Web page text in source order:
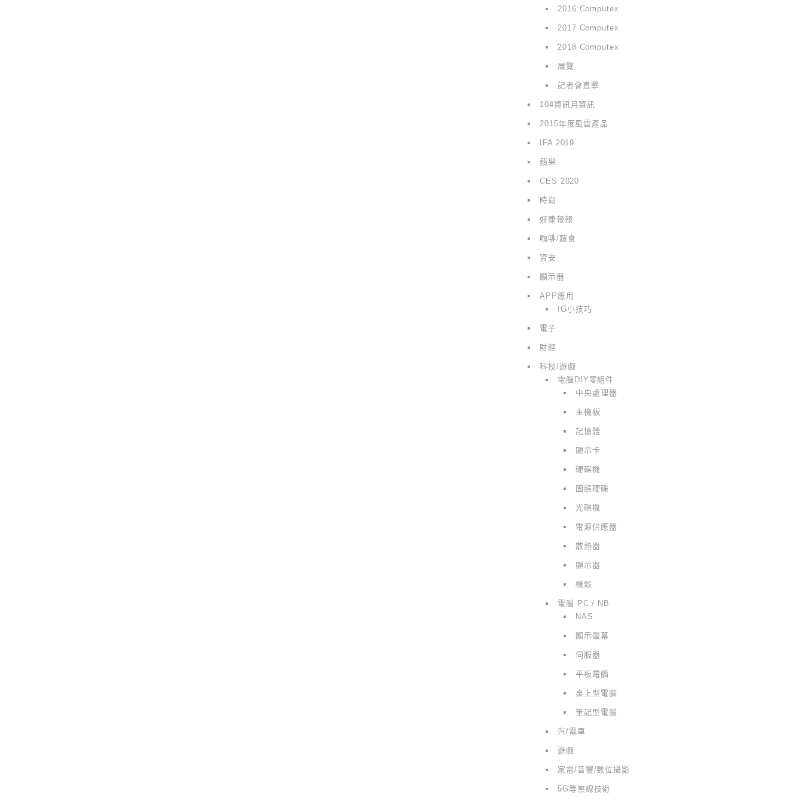
2016 Computex
2017 Computex
2018 Computex
展覽
記者會直擊
104資訊月資訊
2015年度風雲產品
IFA 2019
蘋果
CES 2020
時尚
好康報報
咖啡/蔬食
資安
顯示器
APP應用
IG小技巧
電子
財經
科技/遊戲
電腦DIY零組件
中央處理器
主機板
記憶體
顯示卡
硬碟機
固態硬碟
光碟機
電源供應器
散熱器
顯示器
機殼
電腦 PC / NB
NAS
顯示螢幕
伺服器
平板電腦
桌上型電腦
筆記型電腦
汽/電車
遊戲
家電/音響/數位攝影
5G等無線技術